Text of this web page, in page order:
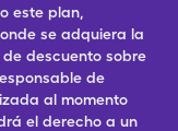
este plan,
se adquiera la
descuento sobre
de
al momento
el derecho a un